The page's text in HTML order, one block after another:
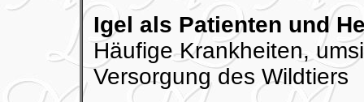
Igel als Patienten und
Häufige Krankheiten,
Versorgung des Wildtiers